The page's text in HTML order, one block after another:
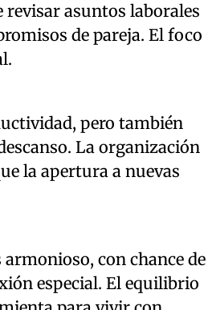
revisar asuntos laborales
de pareja. El foco
pero también
La organización
la apertura a nuevas
con chance de
especial. El equilibrio